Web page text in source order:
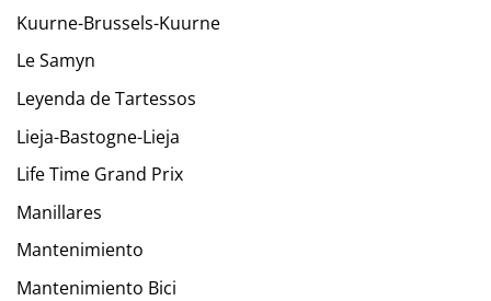
Kuurne-Brussels-Kuurne
Le Samyn
Leyenda de Tartessos
Lieja-Bastogne-Lieja
Life Time Grand Prix
Manillares
Mantenimiento
Mantenimiento Bici